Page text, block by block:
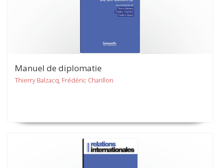
Manuel de diplomatie
Thierry Balzacq, Frédéric Charillon